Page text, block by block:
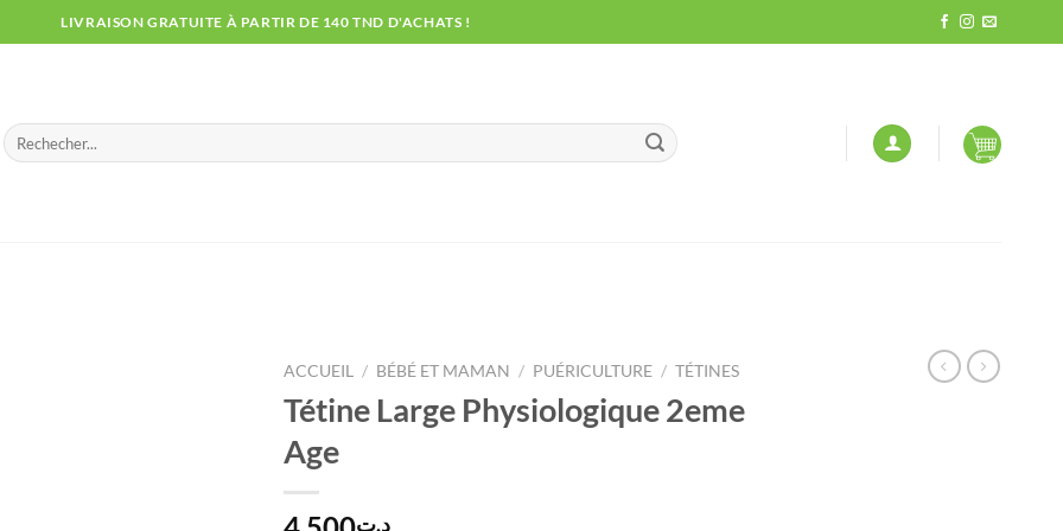
LIVRAISON GRATUITE À PARTIR DE 140 TND D'ACHATS !
Recherche
pour :
ACCUEIL / BÉBÉ ET MAMAN / PUÉRICULTURE / TÉTINES
Tétine Large Physiologique 2eme
Age
د.ت